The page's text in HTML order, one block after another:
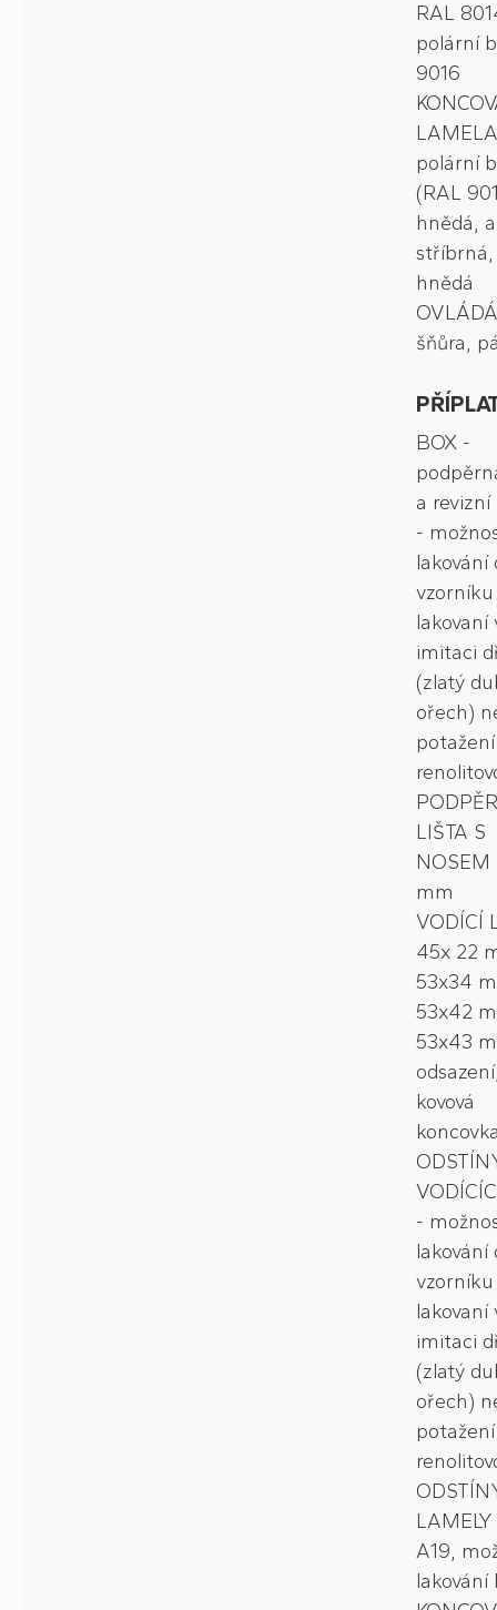
RAL
polární
9016
polární
(RAL
hnědá,
hnědá
šňůra,
BOX -
a
-
lakování
lakovaní
imitaci
(zlatý
ořech)
potažení
LIŠTA S
NOSEM
mm
VODÍCÍ
45x 22
53x34
53x42
53x43
kovová
-
lakování
lakovaní
imitaci
(zlatý
ořech)
potažení
A19,
lakování